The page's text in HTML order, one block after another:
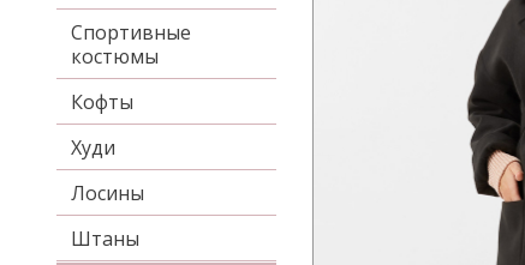
Спортивные
костюмы
Кофты
Худи
Лосины
Штаны